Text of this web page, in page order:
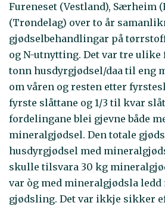
Fureneset (Vestland), Særheim
(Trøndelag) over to år
gjødselbehandlingar på
og N-utnytting. Det var tre ulike
tonn husdyrgjødsel/daa til eng
om våren og resten etter
fyrste slåttane og 1/3 til kvar
fordelingane blei gjevne både
mineralgjødsel. Den totale
husdyrgjødsel med
skulle tilsvara 30 kg
var òg med mineralgjødsla ledd
gjødsling. Det var ikkje sikker